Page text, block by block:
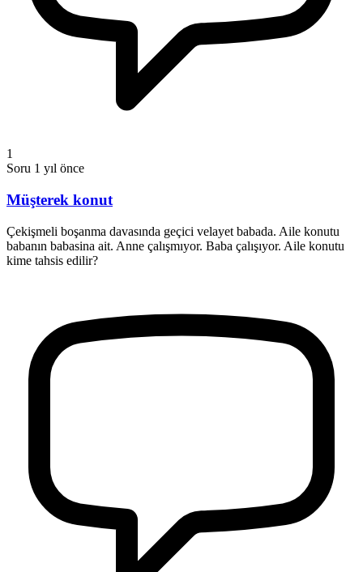
1
Soru 1 yıl önce
Müşterek konut
Çekişmeli boşanma davasında geçici velayet babada. Aile konutu
babanın babasina ait. Anne çalışmıyor. Baba çalışıyor. Aile konutu
kime tahsis edilir?